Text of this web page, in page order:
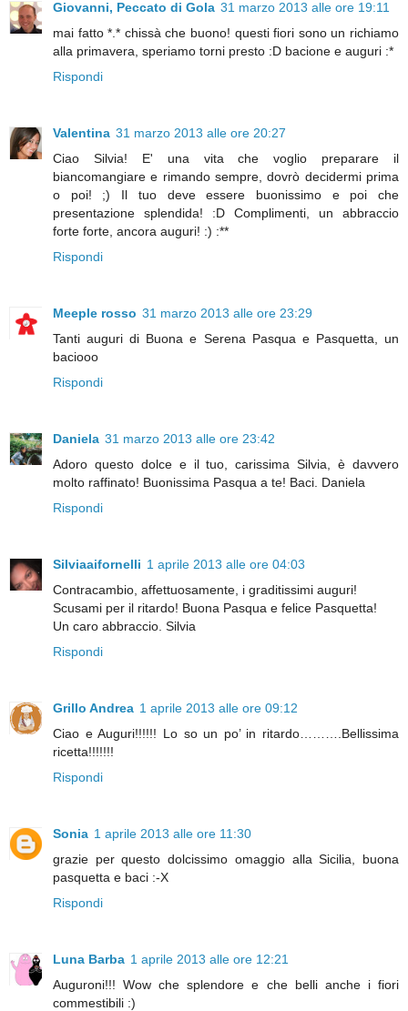
Giovanni, Peccato di Gola 31 marzo 2013 alle ore 19:11
mai fatto *.* chissà che buono! questi fiori sono un richiamo
alla primavera, speriamo torni presto :D bacione e auguri :*
Rispondi
Valentina 31 marzo 2013 alle ore 20:27
Ciao Silvia! E' una vita che voglio preparare il
biancomangiare e rimando sempre, dovrò decidermi prima
o poi! ;) Il tuo deve essere buonissimo e poi che
presentazione splendida! :D Complimenti, un abbraccio
forte forte, ancora auguri! :) :**
Rispondi
Meeple rosso 31 marzo 2013 alle ore 23:29
Tanti auguri di Buona e Serena Pasqua e Pasquetta, un
baciooo
Rispondi
Daniela 31 marzo 2013 alle ore 23:42
Adoro questo dolce e il tuo, carissima Silvia, è davvero
molto raffinato! Buonissima Pasqua a te! Baci. Daniela
Rispondi
Silviaaifornelli 1 aprile 2013 alle ore 04:03
Contracambio, affettuosamente, i graditissimi auguri!
Scusami per il ritardo! Buona Pasqua e felice Pasquetta!
Un caro abbraccio. Silvia
Rispondi
Grillo Andrea 1 aprile 2013 alle ore 09:12
Ciao e Auguri!!!!!! Lo so un po’ in ritardo……….Bellissima
ricetta!!!!!!!
Rispondi
Sonia 1 aprile 2013 alle ore 11:30
grazie per questo dolcissimo omaggio alla Sicilia, buona
pasquetta e baci :-X
Rispondi
Luna Barba 1 aprile 2013 alle ore 12:21
Auguroni!!! Wow che splendore e che belli anche i fiori
commestibili :)